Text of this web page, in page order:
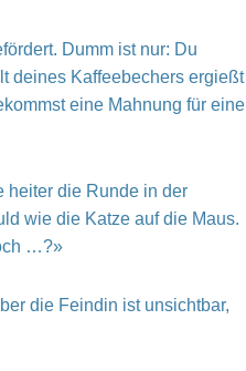
Dumm ist nur: Du
deines Kaffeebechers ergießt
eine Mahnung für eine
heiter die Runde in der
wie die Katze auf die Maus.
…?»
die Feindin ist unsichtbar,